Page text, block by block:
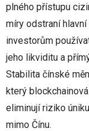
plného přístupu
míry odstraní
investorům
jeho likviditu a
Stabilita čínské
který
eliminují riziko
mimo Čínu.